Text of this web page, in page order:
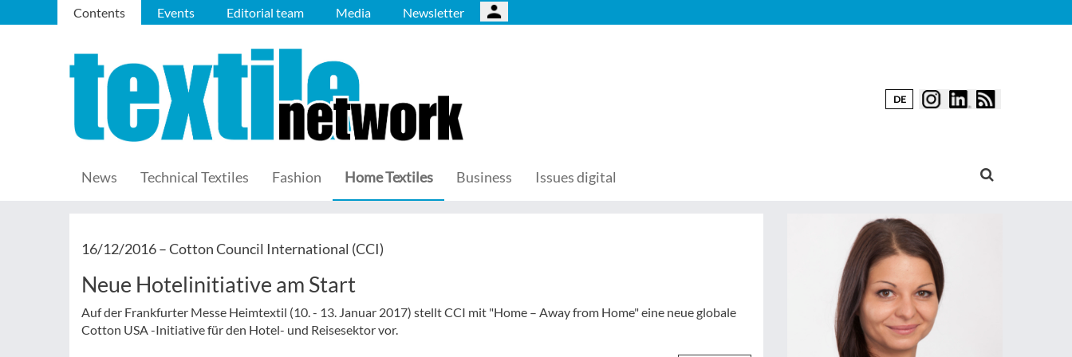
Contents Events Editorial team Media Newsletter
DE
News Technical Textiles Fashion Home Textiles Business Issues digital
16/12/2016 –Cotton Council International (CCI)
Neue Hotelinitiative am Start
Auf der Frankfurter Messe Heimtextil (10. - 13. Januar 2017) stellt CCI mit "Home – Away from Home" eine neue globale
Cotton USA -Initiative für den Hotel- und Reisesektor vor.